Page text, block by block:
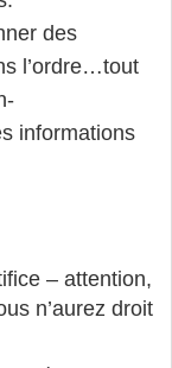
n’aurez droit
(et
il n’y en a que
» – « tu as
» –
un jeton